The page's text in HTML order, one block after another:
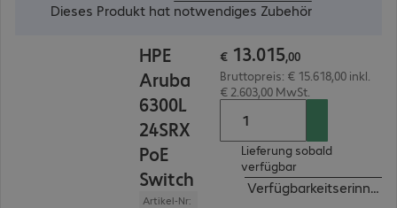
Dieses Produkt hat notwendiges Zubehör
HPE
Aruba
6300L
24SRX
PoE
Switch
Artikel-Nr:
€ 13.015,00
Bruttopreis: € 15.618,00 inkl.
€ 2.603,00 MwSt.
Lieferung sobald
verfügbar